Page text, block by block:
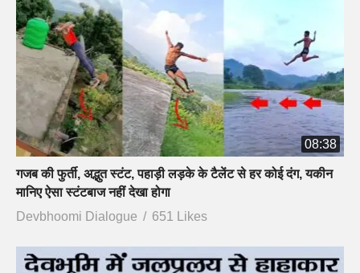
08:38
गजब की फुर्ती, अद्भुत स्टंट, पहाड़ी लड़के के टैलेंट से हर कोई दंग, यकीन
मानिए ऐसा स्टंटबाज नहीं देखा होगा
Devbhoomi Dialogue
651 Likes